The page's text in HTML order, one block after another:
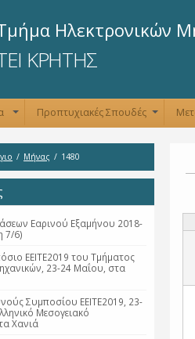
Ηλεκτρονικών
ΚΡΗΤΗΣ
Προπτυχιακές Σπουδές
/ Μήνας / 1480
Εαρινού Εξαμήνου 2018-
7/6)
ΕΕΙΤΕ2019 του Τμήματος
23-24 Μαΐου, στα
Συμποσίου ΕΕΙΤΕ2019, 23-
Μεσογειακό
Χανιά